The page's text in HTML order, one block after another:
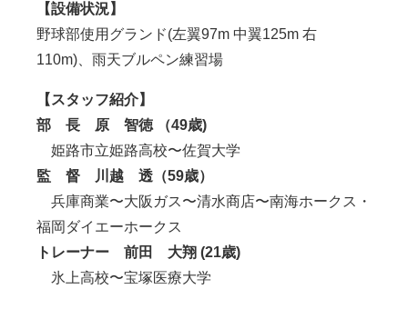
【設備状況】
野球部使用グランド(左翼97m 中翼125m 右
110m) 、雨天ブルペン練習場
【スタッフ紹介】
部 長 原 智徳 （49歳)
姫路市立姫路高校〜佐賀大学
監 督 川越 透（59歳）
兵庫商業〜大阪ガス〜清水商店〜南海ホークス・
福岡ダイエーホークス
トレーナー 前田 大翔 (21歳)
氷上高校〜宝塚医療大学